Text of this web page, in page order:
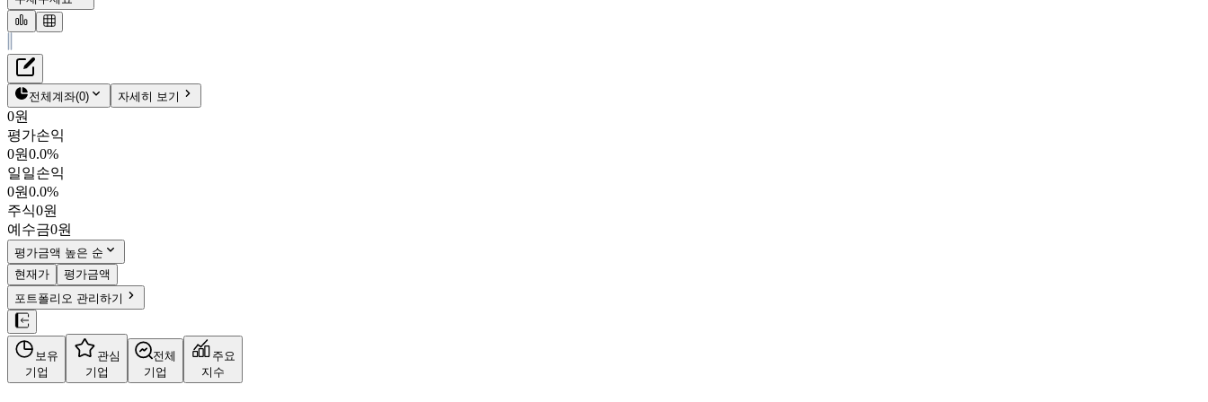
HD현대마린엔진
55,200원
071970
KOSPI
시가총액
PBR3.75
PER10.44
fPER 12.87
배당수익률-
자사주비율-
결산월12월
사업정보
더보기
재무정보
펀더멘탈
밸류에이션
주주환원
컨센서스
주식정보
전체계좌(0) 자세히 보기
0원
평가손익
0원0.0%
일일손익
0원0.0%
주식0원
예수금0원
평가금액 높은 순
현재가
평가금액
포트폴리오 관리하기
보유
기업
관심
기업
전체
기업
주요
지수